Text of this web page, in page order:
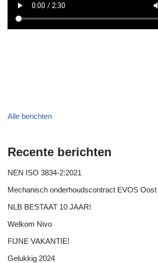
Alle berichten
Recente berichten
NEN ISO 3834-2:2021
Mechanisch onderhoudscontract EVOS
NLB BESTAAT 10 JAAR!
Welkom Nivo
FIJNE VAKANTIE!
Gelukkig 2024